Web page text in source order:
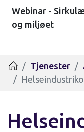
Webinar -
og miljøet
HjemTjenester